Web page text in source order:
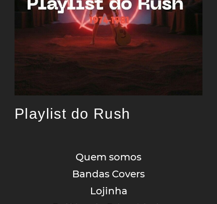
Playlist do Rush
Quem somos
Bandas Covers
Lojinha